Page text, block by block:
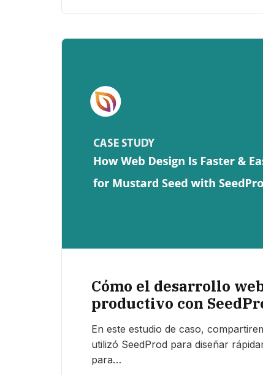
Cómo el desarrollo
productivo con
En este estudio de caso,
utilizó SeedProd para diseñar
para…